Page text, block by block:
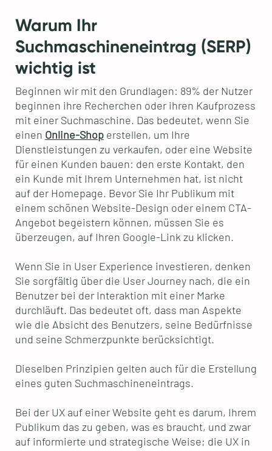
Warum Ihr
Suchmaschineneintrag (SERP)
wichtig ist
Beginnen wir mit den Grundlagen: 89% der Nutzer
beginnen ihre Recherchen oder ihren Kaufprozess
mit einer Suchmaschine. Das bedeutet, wenn Sie
einen Online-Shoperstellen, um Ihre
Dienstleistungen zu verkaufen, oder eine Website
für einen Kunden bauen: den erste Kontakt, den
ein Kunde mit Ihrem Unternehmen hat, ist nicht
auf der Homepage. Bevor Sie Ihr Publikum mit
einem schönen Website-Design oder einem CTA-
Angebot begeistern können, müssen Sie es
überzeugen, auf Ihren Google-Link zu klicken.
Wenn Sie in User Experience investieren, denken
Sie sorgfältig über die User Journey nach, die ein
Benutzer bei der Interaktion mit einer Marke
durchläuft. Das bedeutet oft, dass man Aspekte
wie die Absicht des Benutzers, seine Bedürfnisse
und seine Schmerzpunkte berücksichtigt.
Dieselben Prinzipien gelten auch für die Erstellung
eines guten Suchmaschineneintrags.
Bei der UX auf einer Website geht es darum, Ihrem
Publikum das zu geben, was es braucht, und zwar
auf informierte und strategische Weise; die UX in